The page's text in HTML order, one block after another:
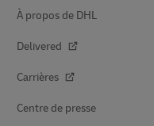
À propos de DHL
Delivered
Carrières
Centre de presse